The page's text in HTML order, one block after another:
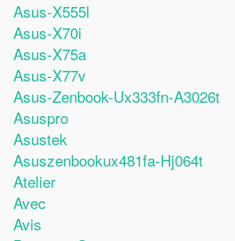
Asus-X555l
Asus-X70i
Asus-X75a
Asus-X77v
Asus-Zenbook-Ux333fn-A3026t
Asuspro
Asustek
Asuszenbookux481fa-Hj064t
Atelier
Avec
Avis